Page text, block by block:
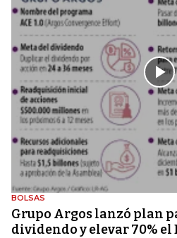
BOLSAS
Grupo Argos lanzó plan
dividendo y elevar 70% el